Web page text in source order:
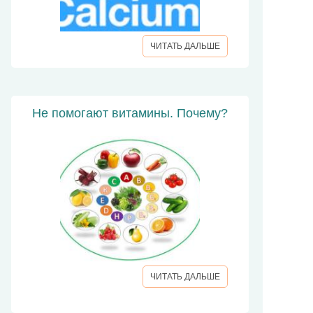
ЧИТАТЬ ДАЛЬШЕ
Не помогают витамины. Почему?
ЧИТАТЬ ДАЛЬШЕ